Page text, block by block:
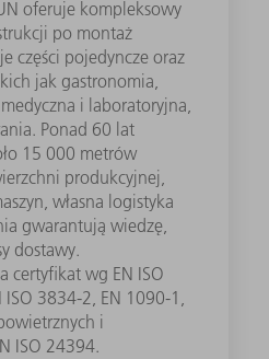
oferuje kompleksowy
po montaż
części pojedyncze oraz
jak gastronomia,
i laboratoryjna,
Ponad 60 lat
15 000 metrów
produkcyjnej,
własna logistyka
gwarantują wiedzę,
dostawy.
certyfikat wg EN ISO
3834-2, EN 1090-1,
i
ISO 24394.